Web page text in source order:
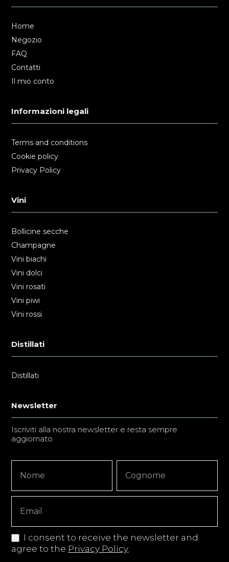
Home
Negozio
FAQ
Contatti
Il mio conto
Informazioni legali
Terms and conditions
Cookie policy
Privacy Policy
Vini
Bollicine secche
Champagne
Vini biachi
Vini dolci
Vini rosati
Vini piwi
Vini rossi
Distillati
Distillati
Newsletter
Iscriviti alla nostra newsletter e resta sempre
aggiornato
Signup
Copy
I consent to receive the newsletter and
agree to the Privacy Policy